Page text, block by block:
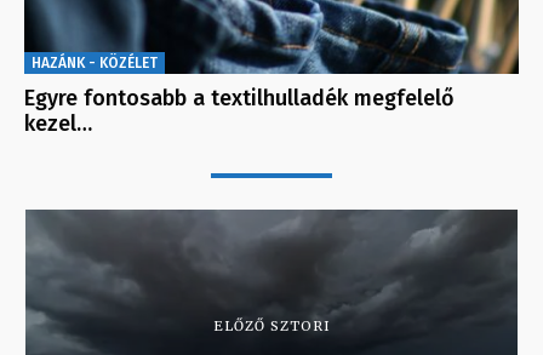
HAZÁNK - KÖZÉLET
Egyre fontosabb a textilhulladék megfelelő
kezel…
ELŐZŐ SZTORI